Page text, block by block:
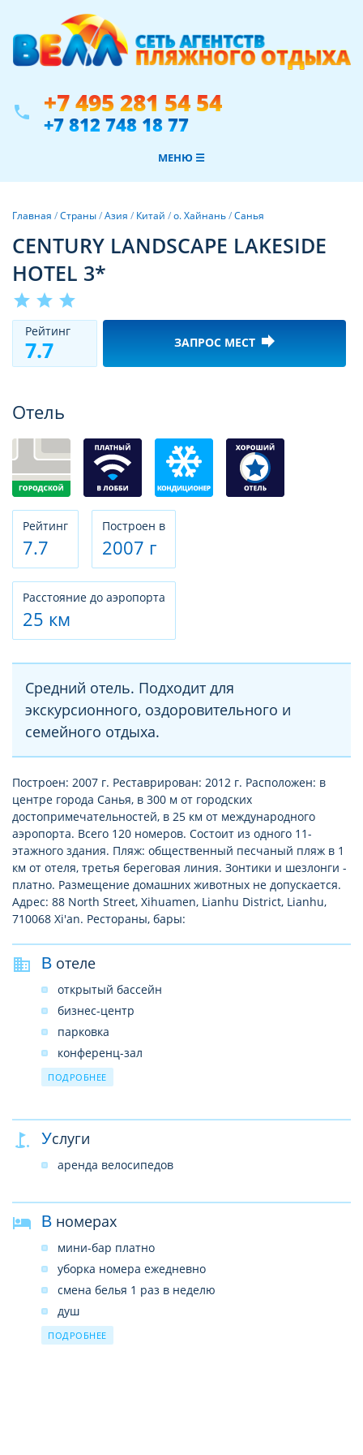
phone +7 495 281 54 54
+7 812 748 18 77
МЕНЮ ☰
Главная /Страны/Азия / Китай /о. Хайнань/Санья
CENTURY LANDSCAPE LAKESIDE
HOTEL 3*
star star star
Рeйтинг
7.7 ЗАПРОС МЕСТ forward
Отель
Рeйтинг
7.7
Построен в
2007 г
Расстояние до аэропорта
25 км
Средний отель. Подходит для
экскурсионного, оздоровительного и
семейного отдыха.
Построен: 2007 г. Реставрирован: 2012 г. Расположен: в
центре города Санья, в 300 м от городских
достопримечательностей, в 25 км от международного
аэропорта. Всего 120 номеров. Состоит из одного 11-
этажного здания. Пляж: общественный песчаный пляж в 1
км от отеля, третья береговая линия. Зонтики и шезлонги -
платно. Размещение домашних животных не допускается.
Адрес: 88 North Street, Xihuamen, Lianhu District, Lianhu,
710068 Xi'an. Рестораны, бары:
В отеле
открытый бассейн
бизнес-центр
парковка
конференц-зал
прачечная платно
Wi-FI платно
банкомат
ПОДРОБНЕЕ
Услуги
аренда велосипедов
В номерах
мини-бар платно
уборка номера ежедневно
смена белья 1 раз в неделю
душ
ванна
ПОДРОБНЕЕ